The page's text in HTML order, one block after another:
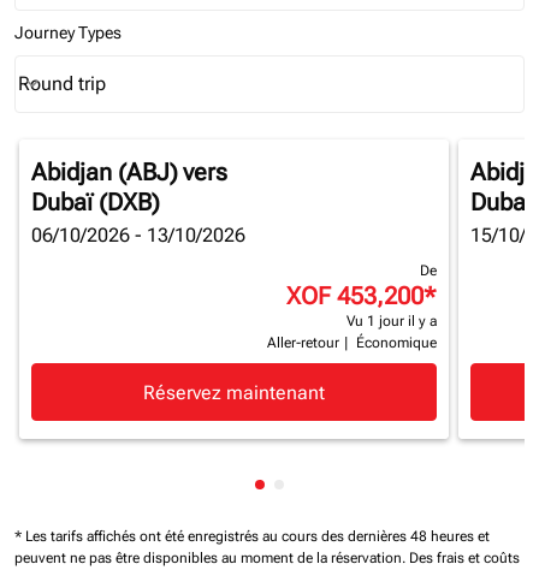
Journey Types
Journey Types option Round trip Selected
Round trip
keyboard_arrow_down
Abidjan (ABJ)vers
Dubaï (DXB)
06/10/2026 - 13/10/2026
De
XOF 453,200*
Vu 1 jour il y a
Aller-retour
Économique
Réservez maintenant
Dubaï
15/10/
Affichage de cmp-pagination-
* Les tarifs affichés ont été enregistrés au cours des dernières 48 heures et
peuvent ne pas être disponibles au moment de la réservation. Des frais et coûts